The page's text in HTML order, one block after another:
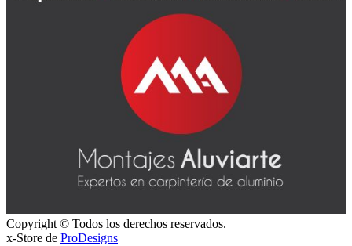
Copyright © Todos los derechos reservados.
x-Store de ProDesigns